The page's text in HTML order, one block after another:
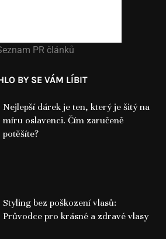
PR článků
BY SE VÁM LÍBIT
Nejlepší dárek je ten, který je šitý na
míru oslavenci. Čím zaručeně
potěšíte?
Styling bez poškození vlasů:
Průvodce pro krásné a zdravé vlasy